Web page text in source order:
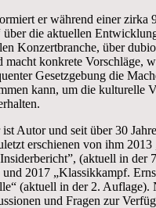
er während einer zirka
über die aktuellen
Konzertbranche, über
konkrete Vorschläge,
Gesetzgebung die
kann, um die kulturelle
Autor und seit über 30
erschienen von ihm 2013
(aktuell in der
und 2017 „Klassikkampf.
(aktuell in der 2. Auflage).
und Fragen zur